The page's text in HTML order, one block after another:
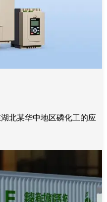
北某华中地区磷化工的应